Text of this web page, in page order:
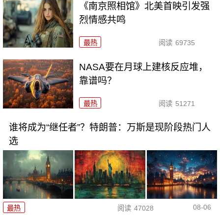
《南京照相馆》北美首映引发强
烈情感共鸣
最热 阅读 69735
NASA要在月球上建核反应堆，
靠谱吗？
最热 阅读 51271
谁将成为“继任者”？特朗普：万斯是现阶段热门人
选
最热 阅读 47028 08-06